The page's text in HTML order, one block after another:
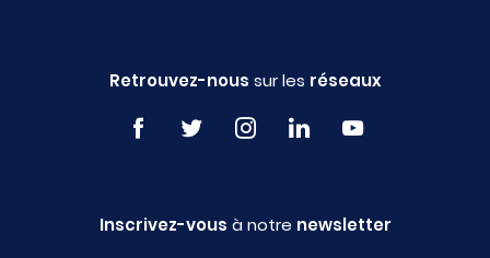
Retrouvez-nous sur les réseaux
Inscrivez-vous à notre newsletter